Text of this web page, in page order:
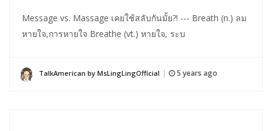
Message vs. Massage เคยใช้สลับกันมั้ย?! --- Breath (n.) ลม
หายใจ,การหายใจ Breathe (vt.) หายใจ, ระบ
TalkAmerican by MsLingLingOfficial 5 years ago